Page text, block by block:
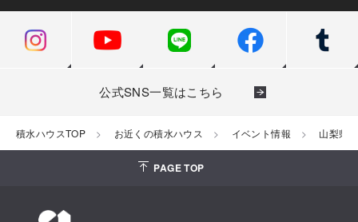
公式SNS一覧はこちら
積水ハウスTOP お近くの積水ハウス イベント情報 山梨県
PAGE TOP